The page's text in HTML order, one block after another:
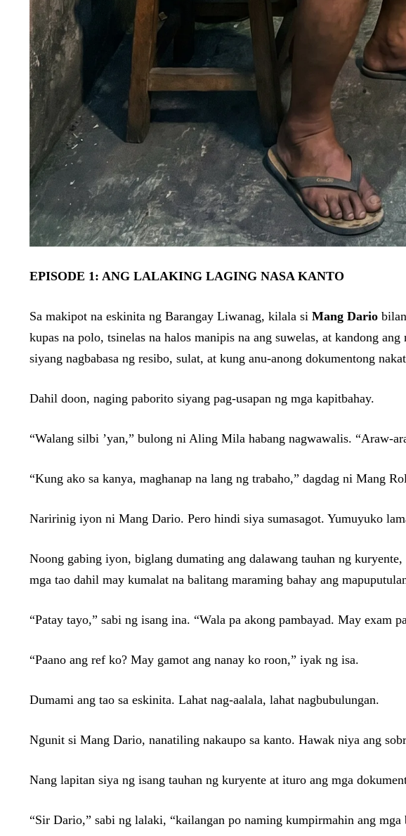
EPISODE 1: ANG LALAKING LAGING NASA KANTO
Sa makipot na eskinita ng Barangay Liwanag, kilala si Mang Dario
kupas na polo, tsinelas na halos manipis na ang suwelas, at kandong
siyang nagbabasa ng resibo, sulat, at kung anu-anong dokumentong
Dahil doon, naging paborito siyang pag-usapan ng mga kapitbahay.
“Walang silbi ’yan,” bulong ni Aling Mila habang nagwawalis. “Araw-
“Kung ako sa kanya, maghanap na lang ng trabaho,” dagdag ni Mang
Naririnig iyon ni Mang Dario. Pero hindi siya sumasagot. Yumuyuko
Noong gabing iyon, biglang dumating ang dalawang tauhan ng
mga tao dahil may kumalat na balitang maraming bahay ang
“Patay tayo,” sabi ng isang ina. “Wala pa akong pambayad. May exam
“Paano ang ref ko? May gamot ang nanay ko roon,” iyak ng isa.
Dumami ang tao sa eskinita. Lahat nag-aalala, lahat nagbubulungan.
Ngunit si Mang Dario, nanatiling nakaupo sa kanto. Hawak niya ang
Nang lapitan siya ng isang tauhan ng kuryente at ituro ang mga
“Sir Dario,” sabi ng lalaki, “kailangan po naming kumpirmahin ang mga